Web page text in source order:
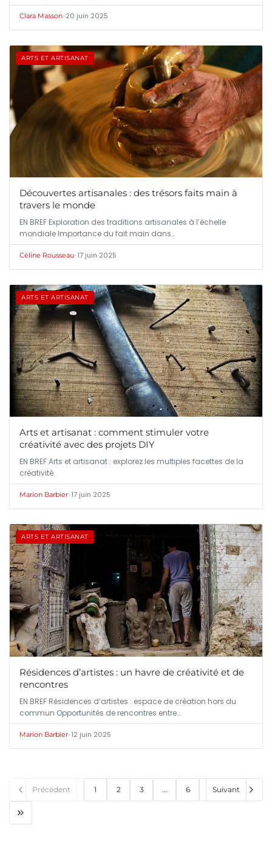
Clara Masson•20 juin 2025
ARTS ET ARTISANAT
Découvertes artisanales : des trésors faits main à
travers le monde
EN BREF Exploration des traditions artisanales à l’échelle
mondiale Importance du fait main dans…
Céline Rousseau•17 juin 2025
ARTS ET ARTISANAT
Arts et artisanat : comment stimuler votre
créativité avec des projets DIY
EN BREF Arts et artisanat : explorez les multiples facettes de la
créativité.
Marion Barbier•17 juin 2025
ARTS ET ARTISANAT
Résidences d’artistes : un havre de créativité et de
rencontres
EN BREF Résidences d’artistes : espace de création hors du
commun Opportunités de rencontres entre…
Marion Barbier•12 juin 2025
Précédent 1 2 3 ... 6 Suivant